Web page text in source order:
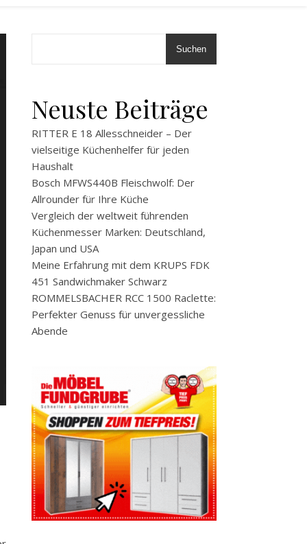
Suchen
Neuste Beiträge
RITTER E 18 Allesschneider – Der
vielseitige Küchenhelfer für jeden
Haushalt
Bosch MFWS440B Fleischwolf: Der
Allrounder für Ihre Küche
Vergleich der weltweit führenden
Küchenmesser Marken: Deutschland,
Japan und USA
Meine Erfahrung mit dem KRUPS FDK
451 Sandwichmaker Schwarz
ROMMELSBACHER RCC 1500 Raclette:
Perfekter Genuss für unvergessliche
Abende